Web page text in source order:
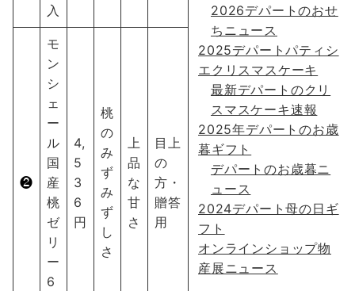
入
❷
モ
ン
シ
ェ
ー
ル
国
産
桃
ゼ
リ
ー
6
4,
5
3
6
円
桃
の
み
ず
み
ず
し
さ
上
品
な
甘
さ
目上
の
方・
贈答
用
2026デパートのおせ
ちニュース
2025デパートパティシ
エクリスマスケーキ
最新デパートのクリ
スマスケーキ速報
2025年デパートのお歳
暮ギフト
デパートのお歳暮ニ
ュース
2024デパート母の日ギ
フト
オンラインショップ物
産展ニュース